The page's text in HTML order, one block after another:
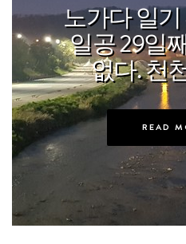
노가다 일
일공 29일
없다. 천
READ